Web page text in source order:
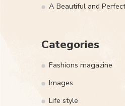
A Beautiful and
Categories
Fashions magazine
Images
Life style